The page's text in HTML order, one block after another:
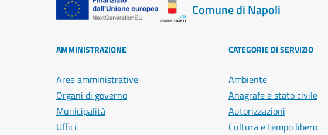
Comune di Napoli
AMMINISTRAZIONE
Aree amministrative
Organi di governo
Municipalità
Uffici
CATEGORIE DI SERVIZIO
Ambiente
Anagrafe e stato civile
Autorizzazioni
Cultura e tempo libero